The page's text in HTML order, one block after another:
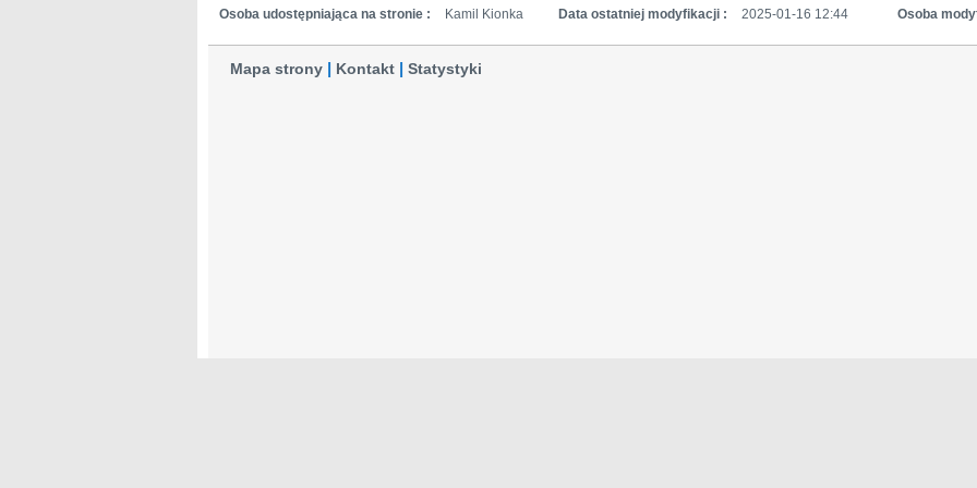
Osoba udostępniająca na stronie :
Kamil Kionka Data ostatniej modyfikacji : 2025-01-16 12:44 Osoba
Mapa strony Kontakt Statystyki